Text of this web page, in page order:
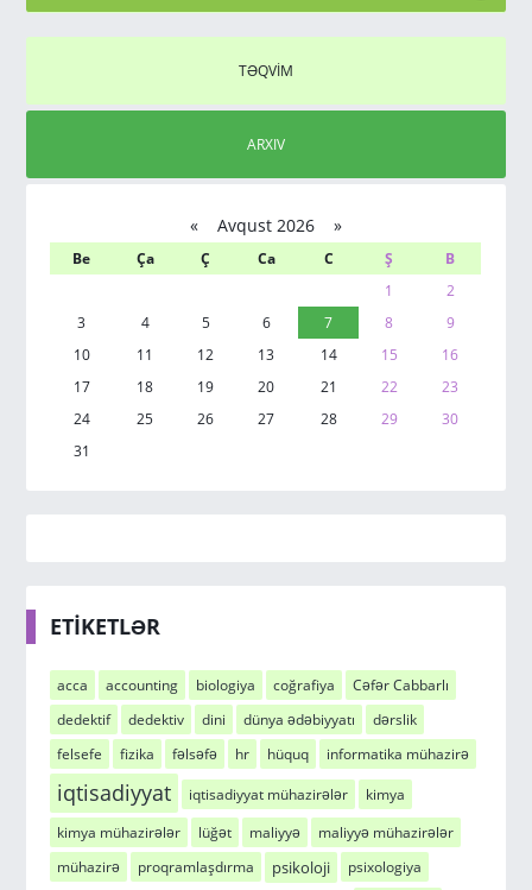
TƏQVİM
ARXIV
«Avqust 2026 »
Be Ça Ç Ca C Ş
B
1
2
3
4 5 6 7 8
9
10
11 12 13 14 15
16
17
18 19 20 21 22
23
24
25 26 27 28 29
30
31
ETİKETLƏR
acca accounting biologiya coğrafiya
Cəfər Cabbarlı
dedektif
dedektiv dini dünya ədəbiyyatı
dərslik
felsefe
fizika fəlsəfə hr hüquq informatika mühazirə
iqtisadiyyat iqtisadiyyat mühazirələr
kimya
kimya mühazirələr
lüğət maliyyə
maliyyə mühazirələr
mühazirə
proqramlaşdırma psikoloji psixologiya